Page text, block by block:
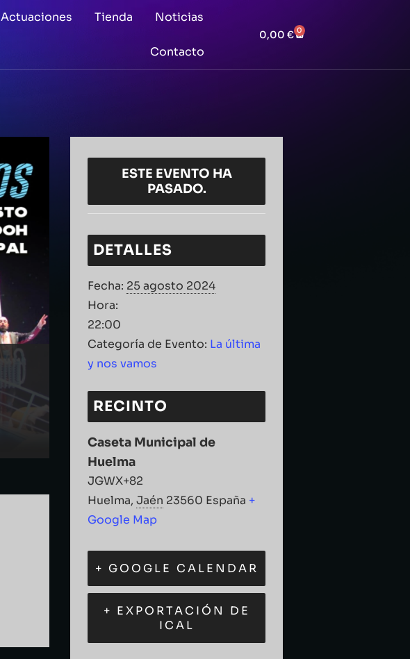
Actuaciones Tienda Noticias
Contacto
0,00€ 0
ESTE EVENTO HA
PASADO.
DETALLES
Fecha: 25 agosto 2024
Hora:
22:00
Categoría de Evento: La última
y nos vamos
RECINTO
Caseta Municipal de
Huelma
JGWX+82
Huelma, Jaén 23560 España +
Google Map
+ GOOGLE CALENDAR
+ EXPORTACIÓN DE
ICAL